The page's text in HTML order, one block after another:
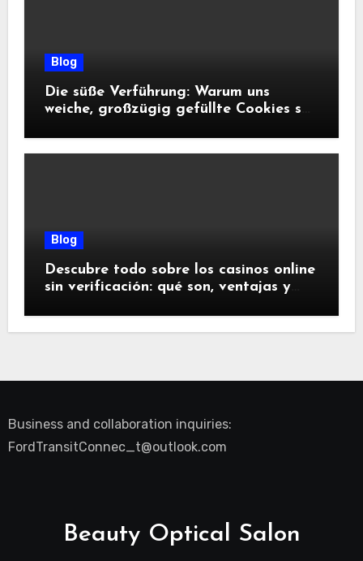
Blog
Die süße Verführung: Warum uns
weiche, großzügig gefüllte Cookies so
Blog
Descubre todo sobre los casinos online
sin verificación: qué son, ventajas y
Business and collaboration inquiries:
FordTransitConnec_t@outlook.com
Beauty Optical Salon